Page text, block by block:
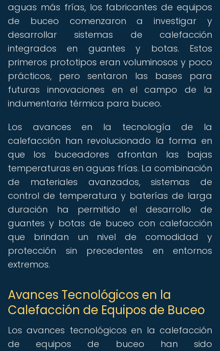
aguas más frías, los fabricantes de equipos
de buceo comenzaron a investigar y
desarrollar sistemas de calefacción
integrados en guantes y botas. Estos
primeros prototipos eran voluminosos y poco
prácticos, pero sentaron las bases para
futuras innovaciones en el campo de la
indumentaria térmica para buceo.
Los avances en la tecnología de la
calefacción han revolucionado la forma en
que los buceadores afrontan las bajas
temperaturas en aguas frías. La combinación
de materiales avanzados, sistemas de
control de temperatura y baterías de larga
duración ha permitido el desarrollo de
guantes y botas de buceo con calefacción
que brindan un nivel de comodidad y
protección sin precedentes en entornos
extremos.
Avances Tecnológicos en la
Calefacción de Equipos de Buceo
Los avances tecnológicos en la calefacción
de equipos de buceo han sido